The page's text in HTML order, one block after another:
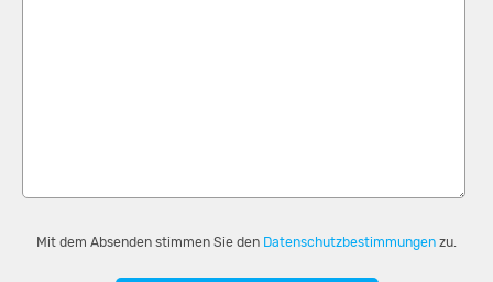
Mit dem Absenden stimmen Sie den Datenschutzbestimmungen zu.